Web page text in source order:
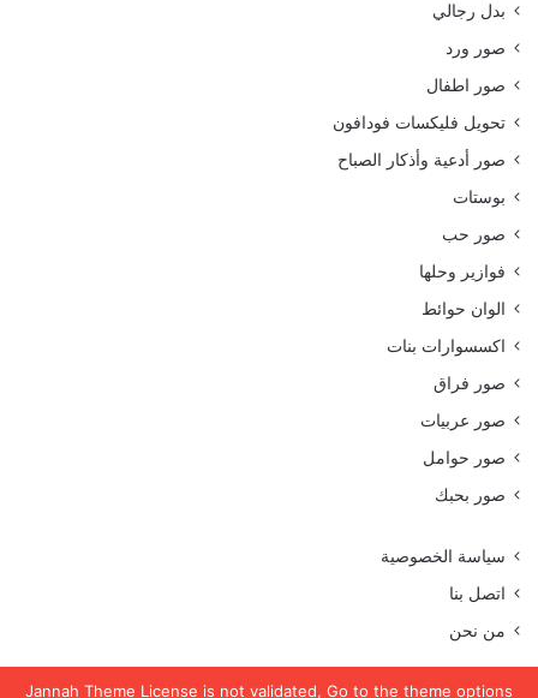
Jannah Theme License is not validated, Go to the theme options
بدل رجالي
صور ورد
صور اطفال
تحويل فليكسات فودافون
صور أدعية وأذكار الصباح
بوستات
صور حب
فوازير وحلها
الوان حوائط
اكسسوارات بنات
صور فراق
صور عربيات
صور حوامل
صور بحبك
سياسة الخصوصية
اتصل بنا
من نحن